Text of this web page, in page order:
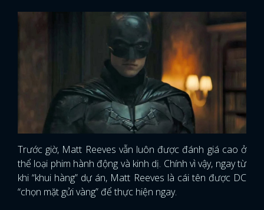
Trước giờ, Matt Reeves vẫn luôn được đánh giá cao ở
thể loại phim hành động và kinh dị. Chính vì vậy, ngay từ
khi “khui hàng” dự án, Matt Reeves là cái tên được DC
“chọn mặt gửi vàng” để thực hiện ngay.